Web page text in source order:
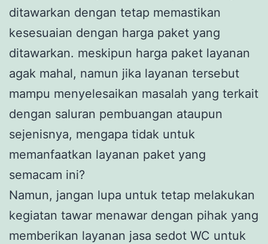
ditawarkan dengan tetap memastikan
kesesuaian dengan harga paket yang
ditawarkan. meskipun harga paket layanan
agak mahal, namun jika layanan tersebut
mampu menyelesaikan masalah yang terkait
dengan saluran pembuangan ataupun
sejenisnya, mengapa tidak untuk
memanfaatkan layanan paket yang
semacam ini?
Namun, jangan lupa untuk tetap melakukan
kegiatan tawar menawar dengan pihak yang
memberikan layanan jasa sedot WC untuk